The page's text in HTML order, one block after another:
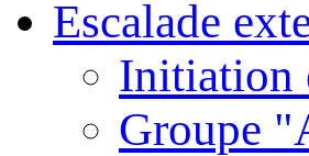
Escalade
Initiation
Groupe